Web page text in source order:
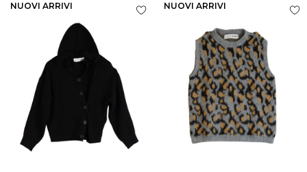
NUOVI ARRIVI NUOVI ARRIVI